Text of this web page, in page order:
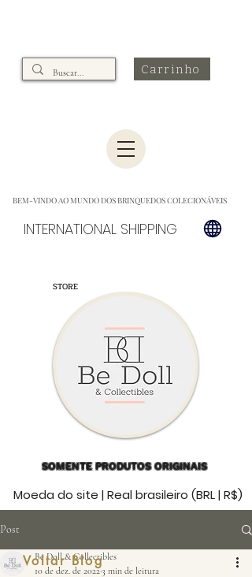
Carrinho
BEM-VINDO AO MUNDO DOS BRINQUEDOS COLECIONÁVEIS
INTERNATIONAL SHIPPING
STORE
SOMENTE PRODUTOS ORIGINAIS
Moeda do site | Real brasileiro (BRL | R$)
Post
Be Doll & Collectibles
10 de dez. de 20223 min de leitura
Voltar Blog